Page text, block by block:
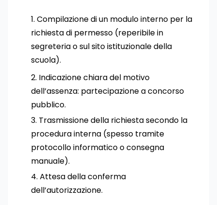
Compilazione di un modulo interno per la
richiesta di permesso (reperibile in
segreteria o sul sito istituzionale della
scuola).
Indicazione chiara del motivo
dell’assenza: partecipazione a concorso
pubblico.
Trasmissione della richiesta secondo la
procedura interna (spesso tramite
protocollo informatico o consegna
manuale).
Attesa della conferma
dell’autorizzazione.